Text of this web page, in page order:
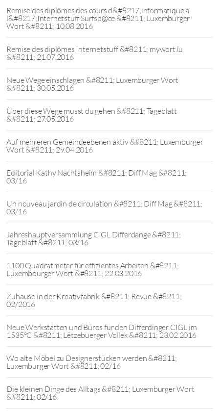
Remise des diplômes des cours d&#8217;informatique à
l&#8217;Internetstuff Surfsp@ce &#8211; Luxemburger
Wort &#8211; 10.08.2016
Remise des diplômes Internetstuff &#8211; mywort.lu
&#8211; 21.07.2016
Neue Wege einschlagen &#8211; Luxemburger Wort
&#8211; 30.05.2016
Über diese Wege musst du gehen &#8211; Tageblatt
&#8211; 27.05.2016
Auf mehreren Gemeindeebenen aktiv &#8211; Luxemburger
Wort &#8211; 29.04.2016
Editorial Kathy Nachtsheim &#8211; Diff Mag &#8211;
03/16
Un nouveau jardin de circulation &#8211; Diff Mag &#8211;
03/16
Jahreshauptversammlung CIGL Differdange &#8211;
Tageblatt &#8211; 03/16
1100 Quadratmeter für effizientes Arbeiten &#8211;
Luxembourger Wort &#8211; 22.03.2016
Zuhause in der Kreativfabrik &#8211; Revue &#8211;
02/2016
Neue Werkstätten und Büros für den Differdinger CIGL im
1535°C &#8211; Lëtzebuerger Vollek &#8211; 23.02.2016
Wo alte Möbel zu Designerstücken werden &#8211;
Luxemburger Wort &#8211; 02/16
Die kleinen Dinge des Alltags &#8211; Luxemburger Wort
&#8211; 02/16